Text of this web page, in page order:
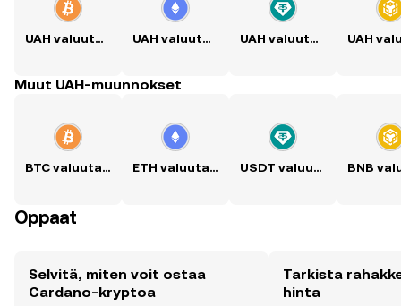
UAH valuutaksi BTC UAH valuutaksi ETH UAH valuutaksi USDT
Muut UAH-muunnokset
BTC valuutaksi UAH ETH valuutaksi UAH USDT valuutaksi UAH
Oppaat
Selvitä, miten voit ostaa
Cardano-kryptoa
Tarkista
hinta